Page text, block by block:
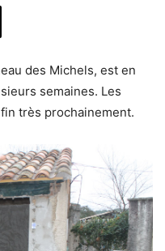
des Michels, est en
semaines. Les
très prochainement.